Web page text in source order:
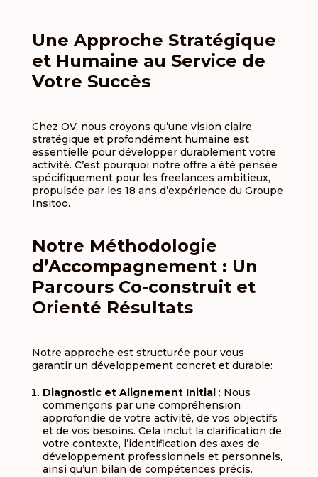
Une Approche Stratégique
et Humaine au Service de
Votre Succès
Chez OV, nous croyons qu’une vision claire,
stratégique et profondément humaine est
essentielle pour développer durablement votre
activité. C’est pourquoi notre offre a été pensée
spécifiquement pour les freelances ambitieux,
propulsée par les 18 ans d’expérience du Groupe
Insitoo.
Notre Méthodologie
d’Accompagnement : Un
Parcours Co-construit et
Orienté Résultats
Notre approche est structurée pour vous
garantir un développement concret et durable:
Diagnostic et Alignement Initial : Nous
commençons par une compréhension
approfondie de votre activité, de vos objectifs
et de vos besoins. Cela inclut la clarification de
votre contexte, l’identification des axes de
développement professionnels et personnels,
ainsi qu’un bilan de compétences précis.